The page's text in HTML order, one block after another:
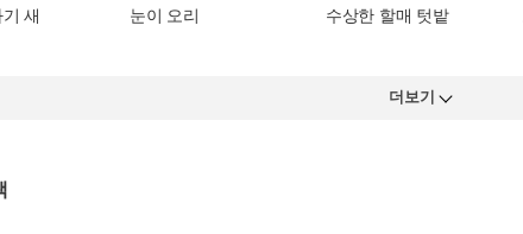
새 눈이 오리 수상한 할매 텃밭
더보기